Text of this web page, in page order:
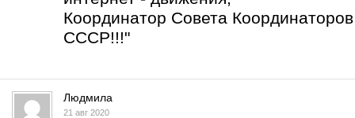
Координатор Совета
СССР!!!"
Людмила
21 авг 2020